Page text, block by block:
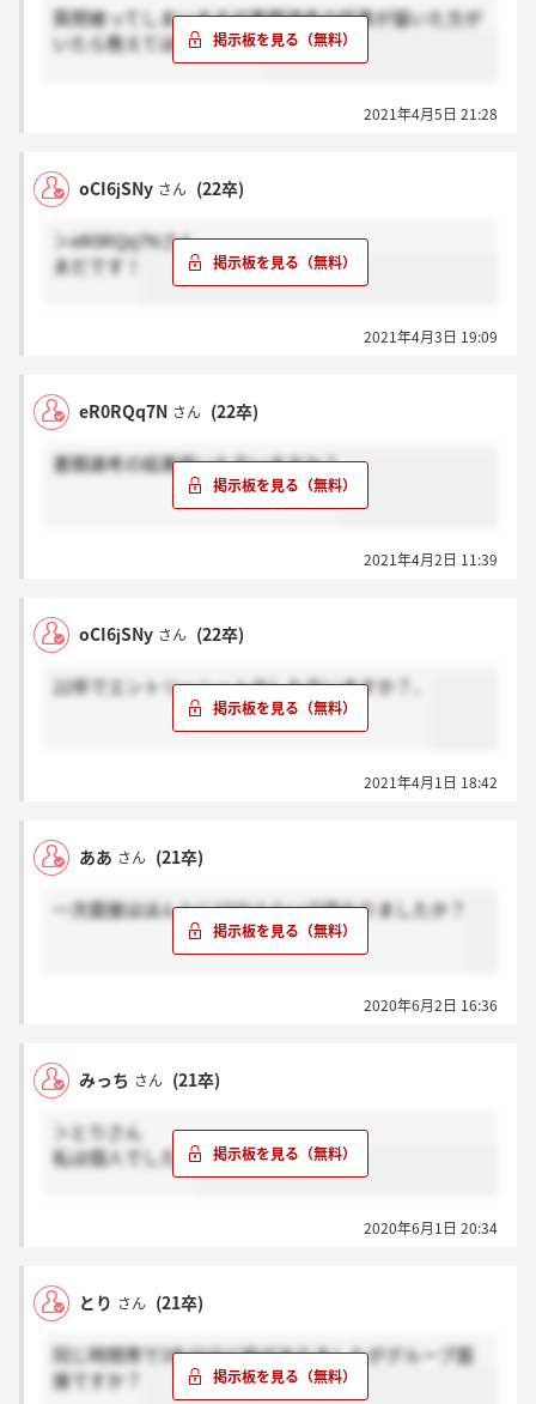
質問被ってしまいますが書類選考の結果が届いた方が
いたら教えてほしいです。
2021年4月5日 21:28
oCI6jSNy さん (22卒)
＞eR0RQq7Nさん
まだです！
2021年4月3日 19:09
eR0RQq7N さん (22卒)
書類選考の結果届いた方いますか？
2021年4月2日 11:39
oCI6jSNy さん (22卒)
22卒でエントリーシート出した方いますか？、
2021年4月1日 18:42
ああ さん (21卒)
一次面接はほんとに15分ぐらいで終わりましたか？
2020年6月2日 16:36
みっち さん (21卒)
＞とりさん
私は個人でした！
2020年6月1日 20:34
とり さん (21卒)
同じ時間帯で3名分ほど枠がありましたがグループ面
接ですか？